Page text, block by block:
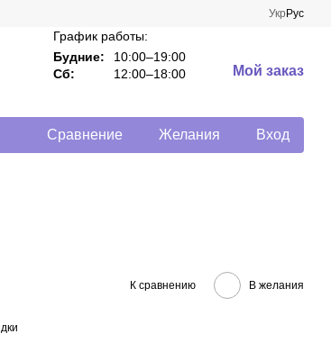
Укр Рус
График работы:
Будние:
10:00–19:00
Сб:
12:00–18:00 Мой заказ
Сравнение Желания Вход
К сравнению В желания